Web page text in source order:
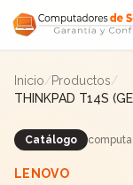
Saltar al contenido
Inicio/Productos/
THINKPAD T14S
Catálogo
LENOVO